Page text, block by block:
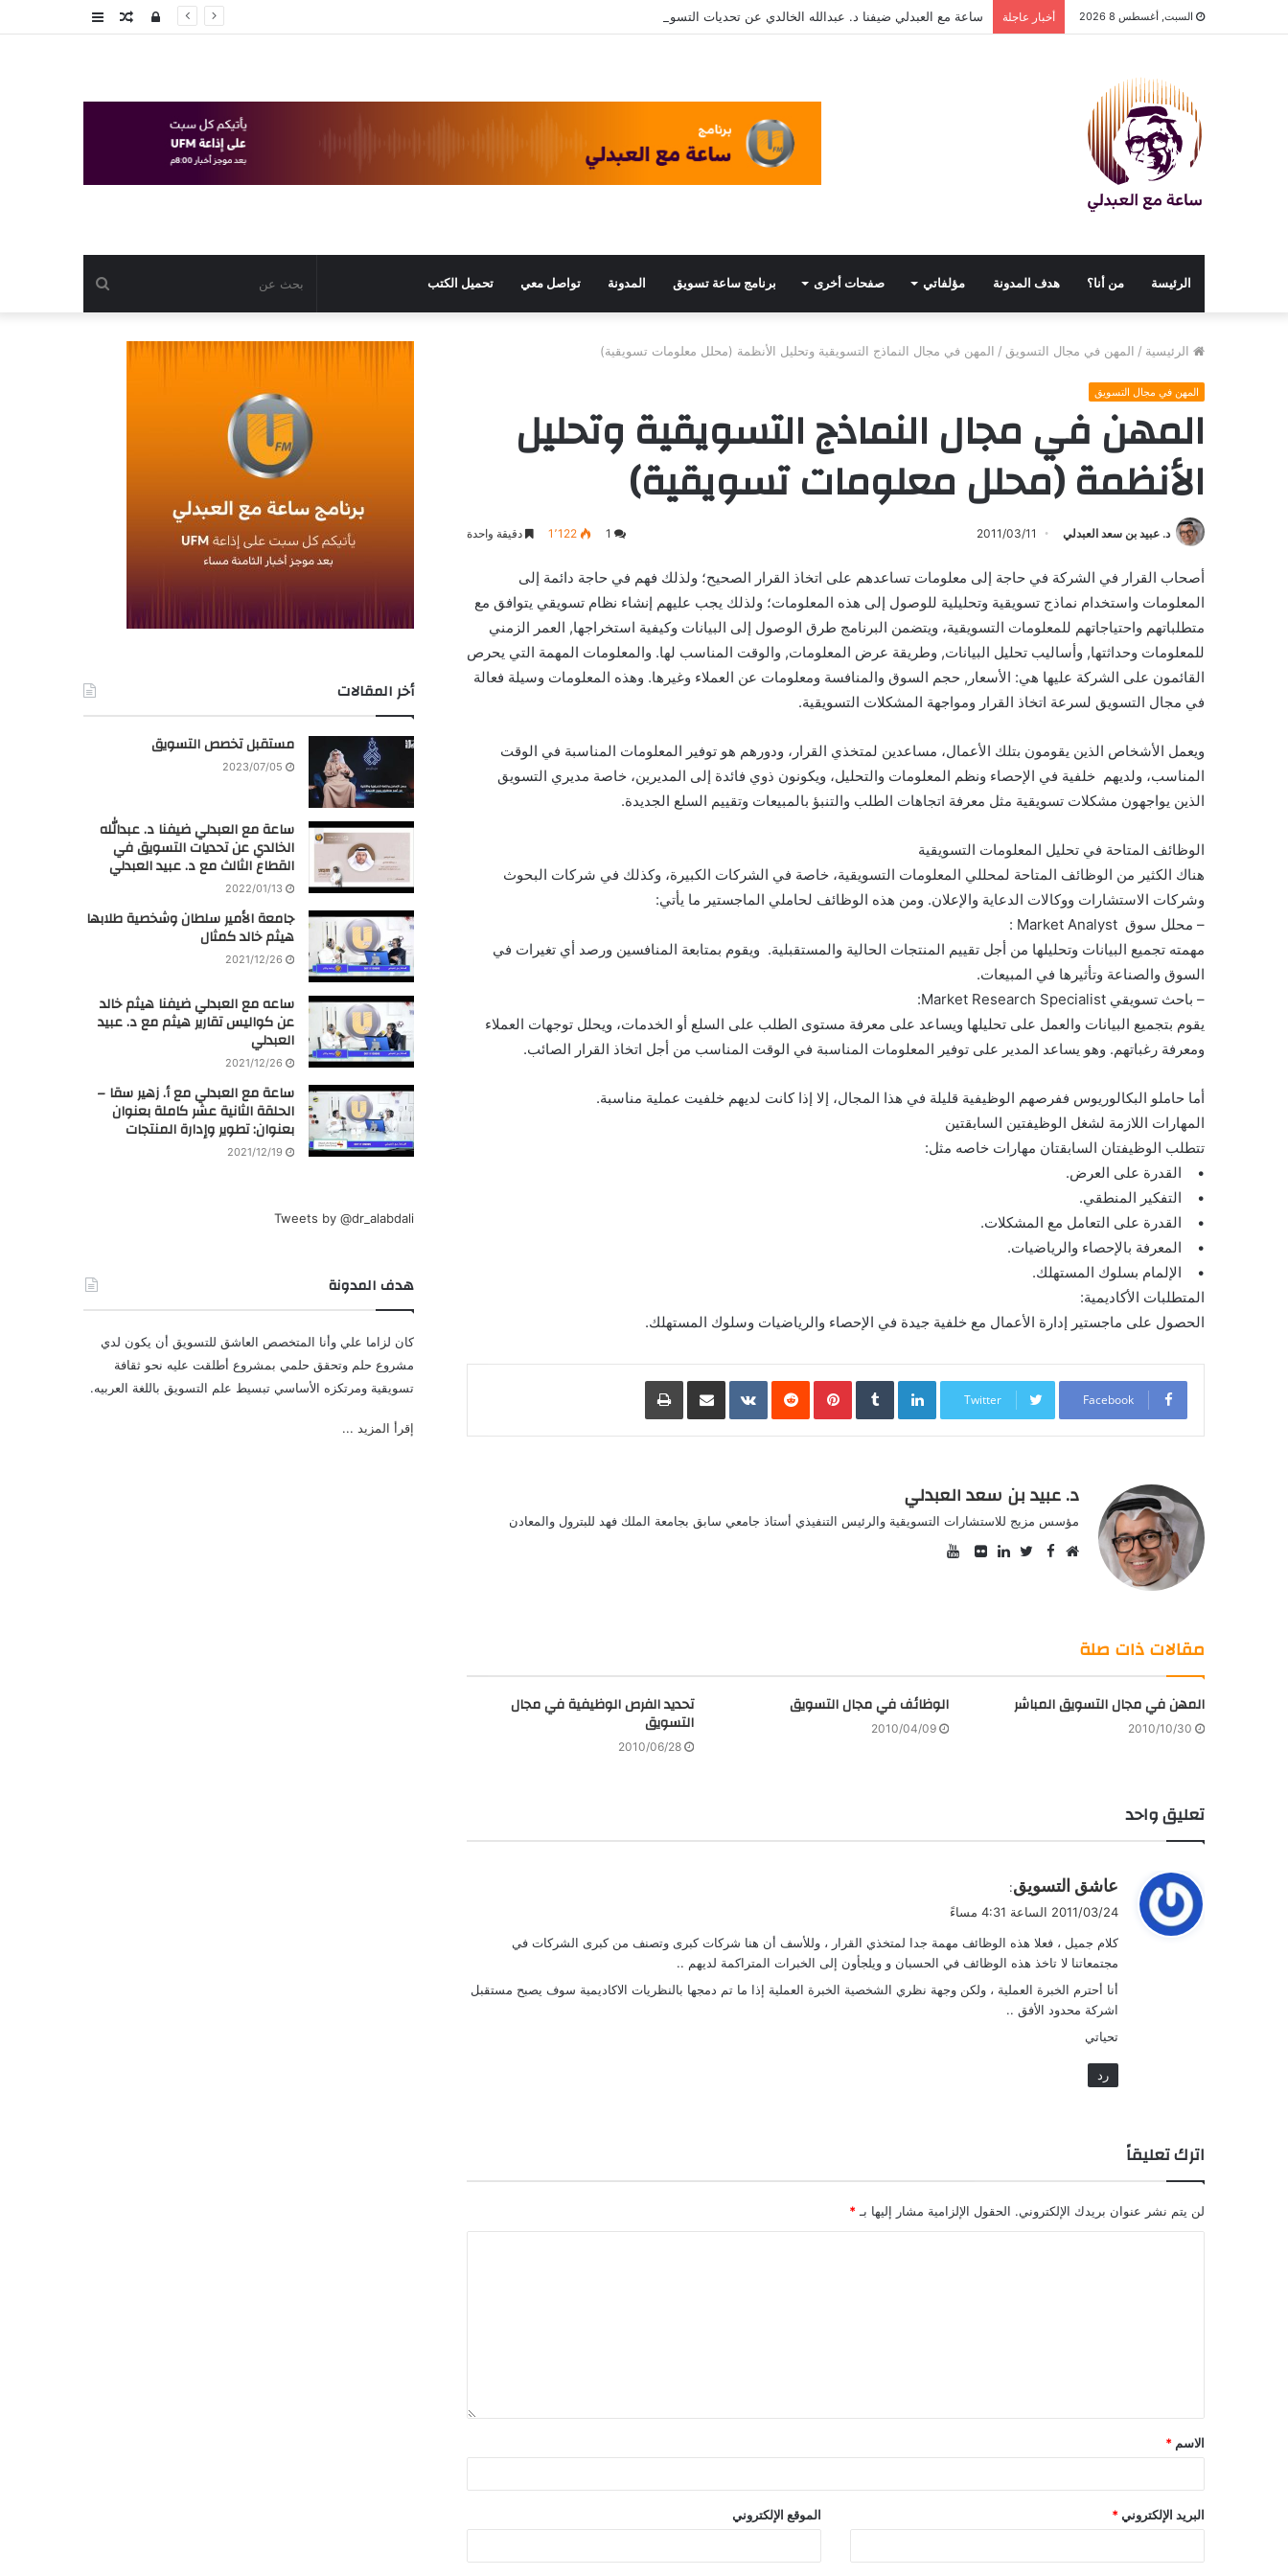
السبت, أغسطس 8 2026 أخبار عاجلة ساعة مع العبدلي ضيفنا د. عبدالله الخالدي عن تحديات التسويق في القطاع الثالث مع د. عبيد العبدلي عمودمقالتسجيل
الرئيسة من أنا؟ هدف المدونة مؤلفاتي صفحات أخرى برنامج ساعة تسويق المدونة تواصل معي تحميل الكتب بحث
الرئيسية / المهن في مجال التسويق / المهن في مجال النماذج التسويقية وتحليل الأنظمة (محلل معلومات تسويقية)
المهن في مجال التسويق
المهن في مجال النماذج التسويقية وتحليل
الأنظمة (محلل معلومات تسويقية)
د. عبيد بن سعد العبدلي 2011/03/11
1 1٬122 دقيقة واحدة
أصحاب القرار في الشركة في حاجة إلى معلومات تساعدهم على اتخاذ القرار الصحيح؛ ولذلك فهم في حاجة دائمة إلى
المعلومات واستخدام نماذج تسويقية وتحليلية للوصول إلى هذه المعلومات؛ ولذلك يجب عليهم إنشاء نظام تسويقي يتوافق مع
متطلباتهم واحتياجاتهم للمعلومات التسويقية، ويتضمن البرنامج طرق الوصول إلى البيانات وكيفية استخراجها, العمر الزمني
للمعلومات وحداثتها, وأساليب تحليل البيانات, وطريقة عرض المعلومات, والوقت المناسب لها. والمعلومات المهمة التي يحرص
القائمون على الشركة عليها هي: الأسعار, حجم السوق والمنافسة ومعلومات عن العملاء وغيرها. وهذه المعلومات وسيلة فعالة
في مجال التسويق لسرعة اتخاذ القرار ومواجهة المشكلات التسويقية.
ويعمل الأشخاص الذين يقومون بتلك الأعمال، مساعدين لمتخذي القرار، ودورهم هو توفير المعلومات المناسبة في الوقت
المناسب، ولديهم خلفية في الإحصاء ونظم المعلومات والتحليل، ويكونون ذوي فائدة إلى المديرين، خاصة مديري التسويق
الذين يواجهون مشكلات تسويقية مثل معرفة اتجاهات الطلب والتنبؤ بالمبيعات وتقييم السلع الجديدة.
الوظائف المتاحة في تحليل المعلومات التسويقية
هناك الكثير من الوظائف المتاحة لمحللي المعلومات التسويقية، خاصة في الشركات الكبيرة، وكذلك في شركات البحوث
وشركات الاستشارات ووكالات الدعاية والإعلان. ومن هذه الوظائف لحاملي الماجستير ما يأتي:
– محلل سوق Market Analyst :
مهمته تجميع البيانات وتحليلها من أجل تقييم المنتجات الحالية والمستقبلية. ويقوم بمتابعة المنافسين ورصد أي تغيرات في
السوق والصناعة وتأثيرها في المبيعات.
– باحث تسويقي Market Research Specialist:
يقوم بتجميع البيانات والعمل على تحليلها ويساعد على معرفة مستوى الطلب على السلع أو الخدمات، ويحلل توجهات العملاء
ومعرفة رغباتهم. وهو يساعد المدير على توفير المعلومات المناسبة في الوقت المناسب من أجل اتخاذ القرار الصائب.
أما حاملو البكالوريوس ففرصهم الوظيفية قليلة في هذا المجال، إلا إذا كانت لديهم خلفيت عملية مناسبة.
المهارات اللازمة لشغل الوظيفتين السابقتين
تتطلب الوظيفتان السابقتان مهارات خاصه مثل:
• القدرة على العرض.
• التفكير المنطقي.
• القدرة على التعامل مع المشكلات.
• المعرفة بالإحصاء والرياضيات.
• الإلمام بسلوك المستهلك.
المتطلبات الأكاديمية:
الحصول على ماجستير إدارة الأعمال مع خلفية جيدة في الإحصاء والرياضيات وسلوك المستهلك.
Facebook
Twitter
LinkedIn
Pinterest مشاركة عبر البريد طباعة
د. عبيد بن سعد العبدلي
مؤسس مزيج للاستشارات التسويقية والرئيس التنفيذي أستاذ جامعي سابق بجامعة الملك فهد للبترول والمعادن
Facebook
مقالات ذات صلة
المهن في مجال التسويق المباشر
2010/10/30
الوظائف في مجال التسويق
2010/04/09
تحديد الفرص الوظيفية في مجال
التسويق
2010/06/28
تعليق واحد
ي
ل
عاشق التسويق:
2011/03/24 الساعة 4:31 مساءً
كلام جميل ، فعلا هذه الوظائف مهمة جدا لمتخذي القرار ، وللأسف أن هنا شركات كبرى وتصنف من كبرى الشركات في
مجتمعاتنا لا تاخذ هذه الوظائف في الحسبان و ويلجأون إلى الخبرات المتراكمة لديهم ..
أنا أحترم الخبرة العملية ، ولكن وجهة نظري الشخصية الخبرة العملية إذا ما تم دمجها بالنظريات الاكاديمية سوف يصبح مستقبل
اشركة محدود الأفق ..
تحياتي
رد
اترك تعليقاً
لن يتم نشر عنوان بريدك الإلكتروني. الحقول الإلزامية مشار إليها بـ *
الاسم *
البريد الإلكتروني * الموقع الإلكتروني
أخر المقالات
مستقبل تخصص التسويق
2023/07/05
ساعة مع العبدلي ضيفنا د. عبدالله
الخالدي عن تحديات التسويق في
القطاع الثالث مع د. عبيد العبدلي
2022/01/13
جامعة الأمير سلطان وشخصية طلابها
هيثم خالد كمثال
2021/12/26
ساعه مع العبدلي ضيفنا هيثم خالد
عن كواليس تقارير هيثم مع د. عبيد
العبدلي
2021/12/26
ساعة مع العبدلي مع أ. زهير سقا –
الحلقة الثانية عشر كاملة بعنوان
بعنوان: تطوير وإدارة المنتجات
2021/12/19
Tweets by @dr_alabdali
هدف المدونة
كان لزاما علي وأنا المتخصص العاشق للتسويق أن يكون لدي
مشروع حلم وتحقق حلمي بمشروع أطلقت عليه نحو ثقافة
تسويقية ومرتكزه الأساسي تبسيط علم التسويق باللغة العربيه.
إقرأ المزيد ...